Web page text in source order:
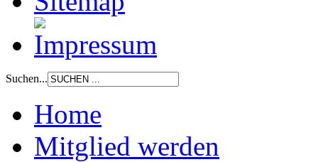
Suchen...
Home
Mitglied werden